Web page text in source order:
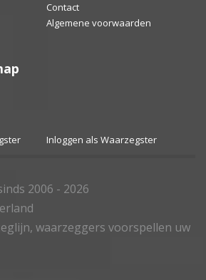
Contact
Algemene voorwaarden
Inloggen als Waarzegster
2006 - 2026
waarzeggers voorspellen uw